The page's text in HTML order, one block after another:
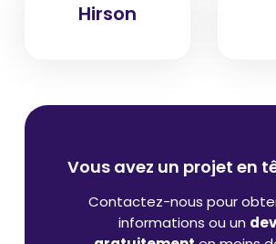
Hirson
Vous avez un projet en
Contactez-nous pour
informations ou un